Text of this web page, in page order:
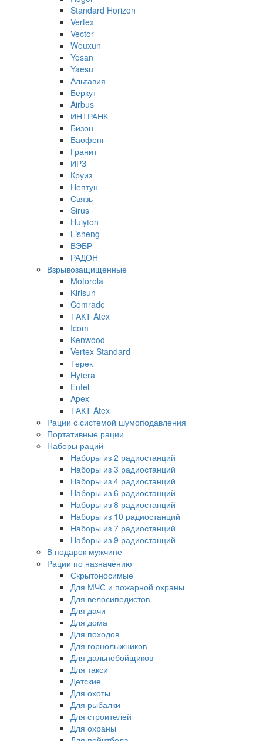
Standard Horizon
Vertex
Vector
Wouxun
Yosan
Yaesu
Альтавия
Беркут
Airbus
ИНТРАНК
Бизон
Баофенг
Гранит
ИРЗ
Круиз
Нептун
Связь
Sirus
Huiyton
Lisheng
ВЭБР
РАДОН
Взрывозащищенные
Motorola
Kirisun
Comrade
ТАКТ Atex
Icom
Kenwood
Vertex Standard
Терек
Hytera
Entel
Apex
ТАКТ Atex
Рации с системой шумоподавления
Портативные рации
Наборы раций
Наборы из 2 радиостанций
Наборы из 3 радиостанций
Наборы из 4 радиостанций
Наборы из 6 радиостанций
Наборы из 8 радиостанций
Наборы из 10 радиостанций
Наборы из 7 радиостанций
Наборы из 9 радиостанций
В подарок мужчине
Рации по назначению
Скрытоносимые
Для МЧС и пожарной охраны
Для велосипедистов
Для дачи
Для дома
Для походов
Для горнолыжников
Для дальнобойщиков
Для такси
Детские
Для охоты
Для рыбалки
Для строителей
Для охраны